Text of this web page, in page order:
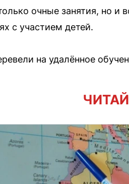
очные занятия, но и
с участием детей.
на удалённое